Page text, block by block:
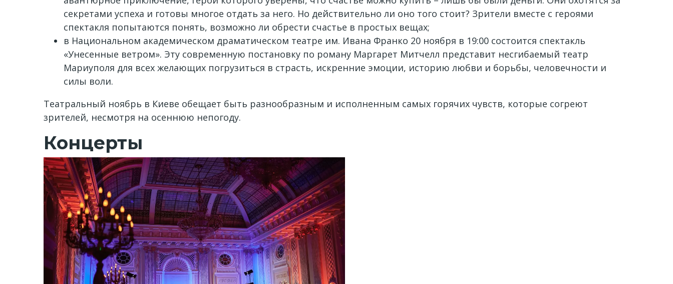
секретами успеха и готовы многое отдать за него. Но действительно ли оно того стоит? Зрители вместе с героями
спектакля попытаются понять, возможно ли обрести счастье в простых вещах;
в Национальном академическом драматическом театре им. Ивана Франко 20 ноября в 19:00 состоится спектакль
«Унесенные ветром». Эту современную постановку по роману Маргарет Митчелл представит несгибаемый театр
Мариуполя для всех желающих погрузиться в страсть, искренние эмоции, историю любви и борьбы, человечности и
силы воли.
Театральный ноябрь в Киеве обещает быть разнообразным и исполненным самых горячих чувств, которые согреют
зрителей, несмотря на осеннюю непогоду.
Концерты